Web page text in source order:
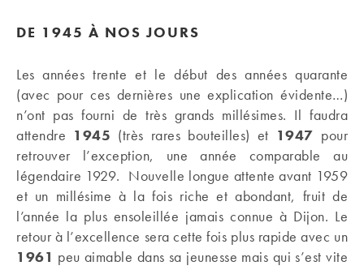
DE 1945 À NOS JOURS
Les années trente et le début des années quarante
(avec pour ces dernières une explication évidente…)
n’ont pas fourni de très grands millésimes. Il faudra
attendre 1945 (très rares bouteilles) et 1947 pour
retrouver l’exception, une année comparable au
légendaire 1929. Nouvelle longue attente avant 1959
et un millésime à la fois riche et abondant, fruit de
l’année la plus ensoleillée jamais connue à Dijon. Le
retour à l’excellence sera cette fois plus rapide avec un
1961 peu aimable dans sa jeunesse mais qui s’est vite